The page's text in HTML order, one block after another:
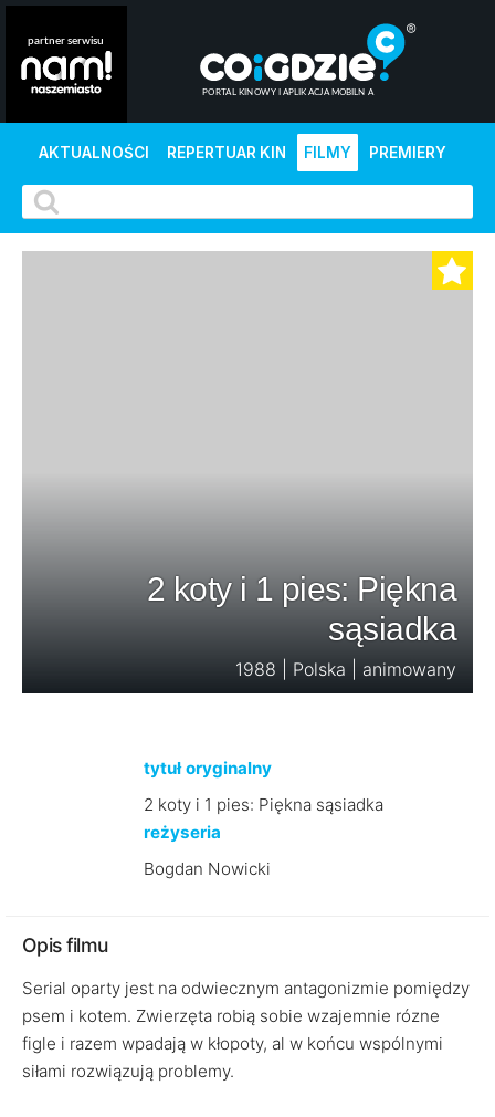
AKTUALNOŚCI REPERTUAR KIN FILMY PREMIERY
2 koty i 1 pies: Piękna
sąsiadka
1988 | Polska | animowany
tytuł oryginalny
2 koty i 1 pies: Piękna sąsiadka
reżyseria
Bogdan Nowicki
Opis filmu
Serial oparty jest na odwiecznym antagonizmie pomiędzy
psem i kotem. Zwierzęta robią sobie wzajemnie rózne
figle i razem wpadają w kłopoty, al w końcu wspólnymi
siłami rozwiązują problemy.